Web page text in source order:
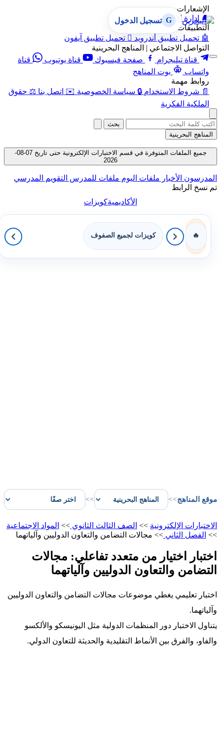
الإشعارات
🔔
إدارة الإشعارات
التطبيقات
🤖 تحميل تطبيق أندرويد  تحميل تطبيق آيفون
التواصل الاجتماعي | المناهج البحرينية
قناة تيليجرام
صفحة فيسبوك قناة يوتيوب
قناة
واتساب
بوت المناهج
روابط مهمة
📄 شروط الاستخدام 🔒 سياسة الخصوصية ✉️ اتصل بنا ⚖️ حقوق
الملكية الفكرية
G تسجيل الدخول
بحث
المناهج البحرينية
جميع الملفات المتوفرة في قسم الاختبارات الإلكترونية حتى تاريخ 07-08-
2026
المدرسون الأخبار ملفات اليوم ملفات للمدرس التقويم المدرسي
تم نسخ الرابط
الأكاديميةكويزات
🔥 كويزات لجميع الصفوف
موقع المناهج>>
>>
الاختبارات الإلكترونية >> الصف الثالث الثانوي >> المواد الاجتماعية
>> الفصل الثاني >> مجالات التضامن والتعاون الدوليين وآلياتهما
اختبار اختيار من متعدد تفاعلي: مجالات
التضامن والتعاون الدوليين وآلياتهما
اختبار تعليمي يغطي موضوعات مجالات التضامن والتعاون الدوليين
وآلياتهما.
يتناول الاختبار دور المنظمات الدولية مثل اليونيسكو والألكسو
والفاو، والفرق بين الأنماط التقليدية والحديثة للتعاون الدولي.